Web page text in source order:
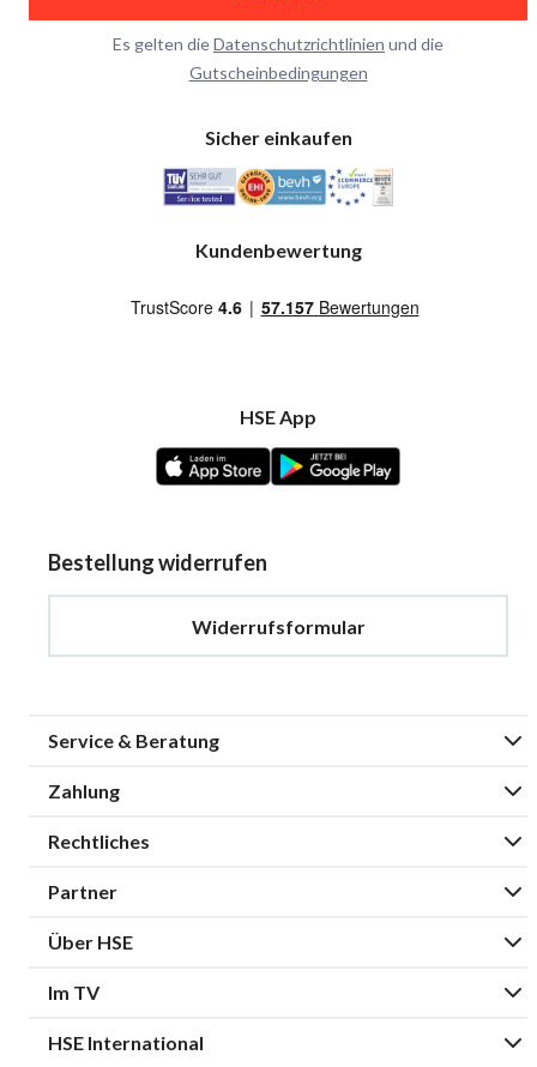
Es gelten dieDatenschutzrichtlinien und die
Gutscheinbedingungen
Sicher einkaufen
Kundenbewertung
HSE App
Bestellung widerrufen
Widerrufsformular
Service & Beratung
Zahlung
Rechtliches
Partner
Über HSE
Im TV
HSE International